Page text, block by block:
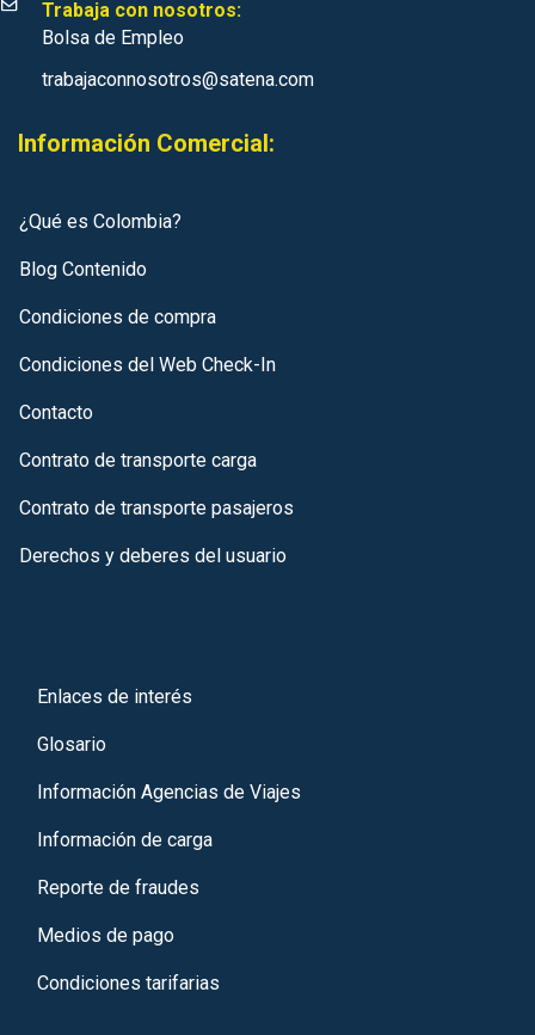
Trabaja con nosotros:
Bolsa de Empleo
trabajaconnosotros@satena.com
Información Comercial:
¿Qué es Colombia?
Blog Contenido
Condiciones de compra
Condiciones del Web Check-In
Contacto
Contrato de transporte carga
Contrato de transporte pasajeros
Derechos y deberes del usuario
Enlaces de interés
Glosario
Información Agencias de Viajes
Información de carga
Reporte de fraudes
Medios de pago
Condiciones tarifarias